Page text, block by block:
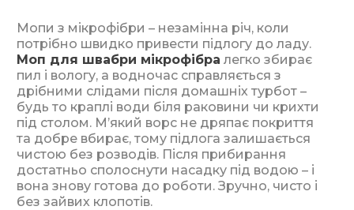
Мопи з мікрофібри – незамінна річ, коли
потрібно швидко привести підлогу до ладу.
Моп для швабри мікрофібра легко збирає
пил і вологу, а водночас справляється з
дрібними слідами після домашніх турбот –
будь то краплі води біля раковини чи крихти
під столом. М’який ворс не дряпає покриття
та добре вбирає, тому підлога залишається
чистою без розводів. Після прибирання
достатньо сполоснути насадку під водою – і
вона знову готова до роботи. Зручно, чисто і
без зайвих клопотів.